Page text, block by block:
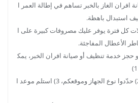
الغاز بالخبر تساهم في إطالة العمر ا
استبدال باهظة.
كل فترة يوفر عليك مصروفات كبيرة على ا
الأعطال المفاجئة.
خدمة تنظيف أو صيانة افران الخبر، يمك
نكم اتباع الخطوات السهلة: 1)
اتصلوا على 0539351448، 2) حدّدوا نوع الجهاز وموقعكم، 3) استلم موعد ا